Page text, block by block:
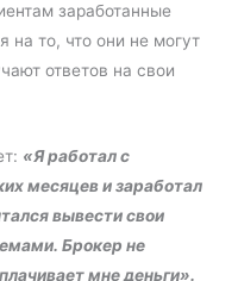
заработанные
на то, что они не могут
ответов на свои
«Я работал с
месяцев и заработал
вывести свои
Брокер не
мне деньги».